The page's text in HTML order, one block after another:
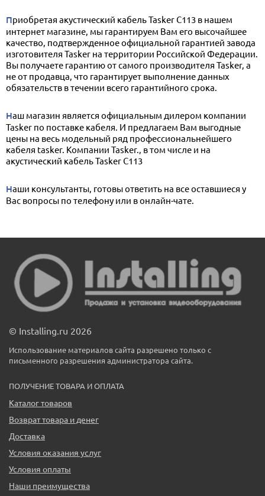
Приобретая акустический кабель Tasker C113 в нашем
интернет магазине, мы гарантируем Вам его высочайшее
качество, подтвержденное официальной гарантией завода
изготовителя Tasker на территории Российской Федерации.
Вы получаете гарантию от самого производителя Tasker, а
не от продавца, что гарантирует выполнение данных
обязательств в течении всего гарантийного срока.
Наш магазин является официальным дилером компании
Tasker по поставке кабеля. И предлагаем Вам выгодные
цены на весь модельный ряд профессиональнейшего
кабеля tasker. Компании Tasker., в том числе и на
акустический кабель Tasker C113
Наши консультанты, готовы ответить на все оставшиеся у
Вас вопросы по телефону или в онлайн-чате.
© Installing.ru 2026
Использование материалов сайта разрешено только с
письменного разрешения администратора сайта.
ПОЛУЧЕНИЕ ТОВАРА И ОПЛАТА
Каталог товаров
Возврат товара и денег
Доставка
Условия оказания услуг
Условия оплаты
Наши преимущества